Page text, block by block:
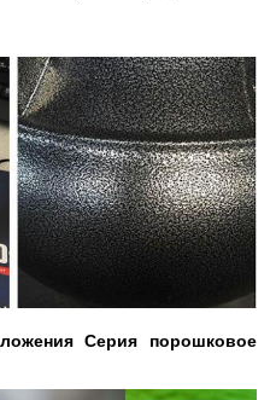
Серия порошковое